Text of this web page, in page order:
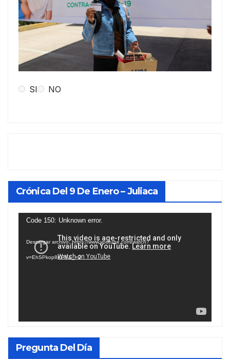
SI NO
Crónica Del 9 De Enero – Juliaca
Reproductor
vídeo
Code 150: Unknown error.
Descargar archivo: https://www.youtube.com/watch?
v=EhSPkop8KPY&_=2
Pregunta Del Día